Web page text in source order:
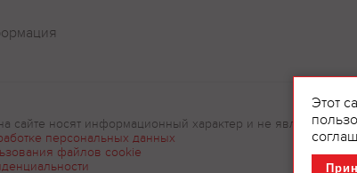
сайте носят информационный характер и не являются
персональных данных
файлов cookie
Этот